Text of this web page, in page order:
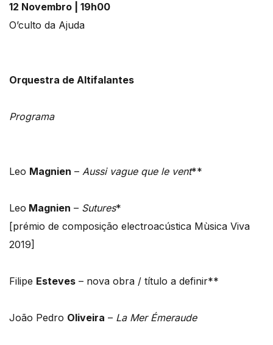
12 Novembro | 19h00
O’culto da Ajuda
Orquestra de Altifalantes
Programa
Leo Magnien – Aussi vague que le vent**
Leo Magnien – Sutures*
[prémio de composição electroacústica Mùsica Viva
2019]
Filipe Esteves – nova obra / título a definir**
João Pedro Oliveira – La Mer Émeraude